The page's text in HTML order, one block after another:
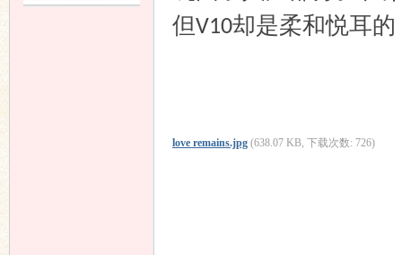
但V10却是柔和悦耳
love remains.jpg (638.07 KB, 下载次数: 726)